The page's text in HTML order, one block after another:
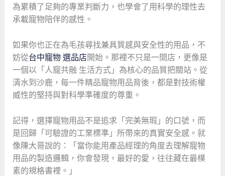
為累積了足夠的專業判斷力，也學會了用科學的理性去
承載寵物陪伴的感性。
如果你也正在為毛孩尋找兼具質感與安全性的用品，不
妨從台中寵物 選品店開始。那裡不只是一間店，更像是
一個以「人寵共融 生活方式」為核心的品質把關站。從
清水到沙鹿，每一件精品寵物用品背後，都是對技術權
威性的堅持與對科學準確度的尊重。
記得，選擇寵物用品不是追求「完美無瑕」的口號，而
是回歸「可驗證的工業標準」所帶來的真實安全感。就
像陳大哥說的：「當你能用產品經理的角度去理解寵物
用品的製造邏輯，你會發現，最好的愛，往往藏在最樸
素的規格書裡。」